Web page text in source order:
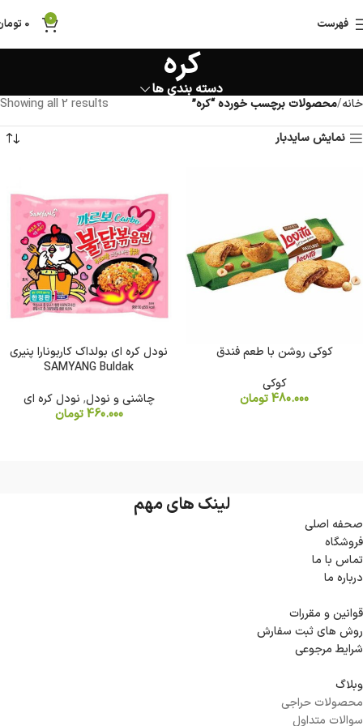
فهرست 0
0
کره
دسته بندی ها
خانه محصولات برچسب خورده “کره”
Showing all 2 results
نمایش سایدبار
کوکی روشن با طعم فندق
کوکی
480.000تومان
نودل کره ای بولداک کاربونارا پنیری
SAMYANG Buldak
چاشنی و نودل, نودل کره ای
460.000 تومان
لینک های مهم
صحفه اصلی
فروشگاه
تماس با ما
درباره ما
قوانین و مقررات
روش های ثبت سفارش
شرایط مرجوعی
وبلاگ
محصولات حراجی
سوالات متداول